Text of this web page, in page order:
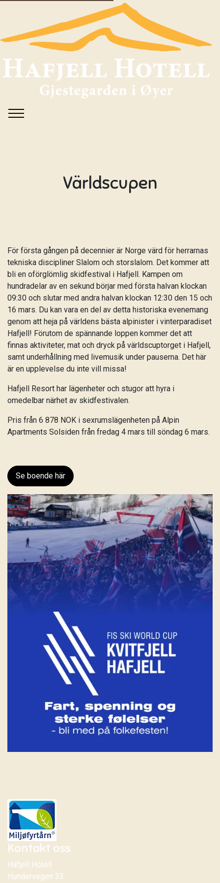
Världscupen
För första gången på decennier är Norge värd för herrarnas
tekniska discipliner Slalom och storslalom. Det kommer att
bli en oförglömlig skidfestival i Hafjell. Kampen om
hundradelar av en sekund börjar med första halvan klockan
09:30 och slutar med andra halvan klockan 12:30 den 15 och
16 mars. Du kan vara en del av detta historiska evenemang
genom att heja på världens bästa alpinister i vinterparadiset
Hafjell! Förutom de spännande loppen kommer det att
finnas aktiviteter, mat och dryck på världscuptorget i Hafjell,
samt underhållning med livemusik under pauserna. Det här
är en upplevelse du inte vill missa!
Hafjell Resort har lägenheter och stugor att hyra i
omedelbar närhet av skidfestivalen.
Pris från 6 878 NOK i sexrumslägenheten på Alpin
Apartments Solsiden från fredag 4 mars till söndag 6 mars.
Se boende här
Kontakt oss
Hafjell Hotell
Hundervegen 33